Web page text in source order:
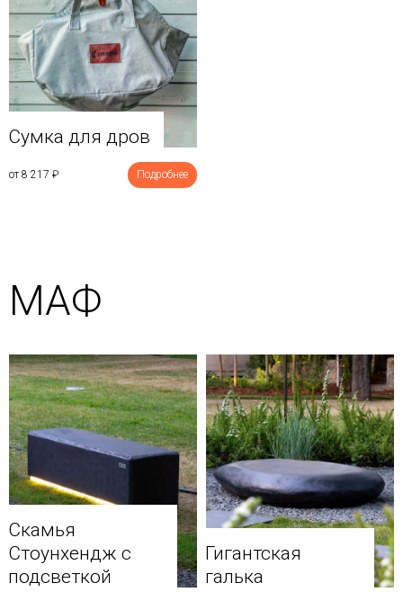
Сумка для дров
от 8 217 ₽ Подробнее
МАФ
Скамья
Стоунхендж с
подсветкой
Гигантская
галька